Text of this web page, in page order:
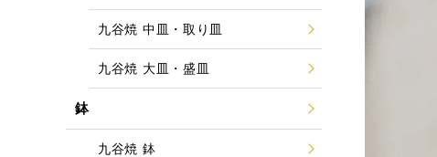
九谷焼 中皿・取り皿
九谷焼 大皿・盛皿
鉢
九谷焼 鉢